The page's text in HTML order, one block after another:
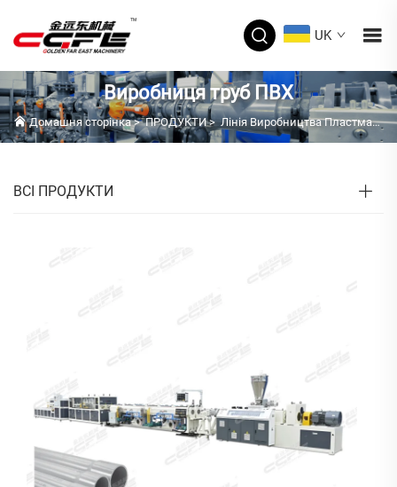
UK
Виробниця труб ПВХ
Домашня сторінка>ПРОДУКТИ>Лінія Виробництва Пластмасових Труб
ВСІ ПРОДУКТИ